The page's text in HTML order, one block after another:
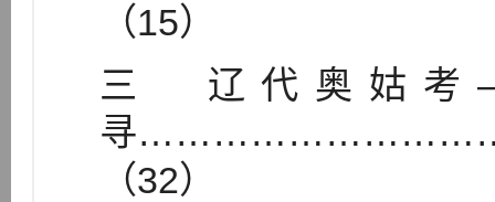
（15）
三 辽代奥姑考
寻
（32）